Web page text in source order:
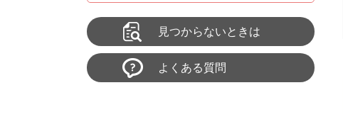
見つからないときは
よくある質問